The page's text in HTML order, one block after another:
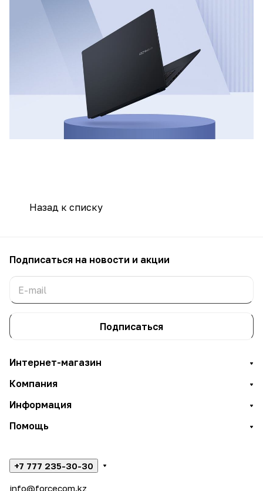
Назад к списку
Подписаться на новости и акции
Подписаться
Интернет-магазин
Компания
Информация
Помощь
+7 777 235-30-30
info@forcecom.kz